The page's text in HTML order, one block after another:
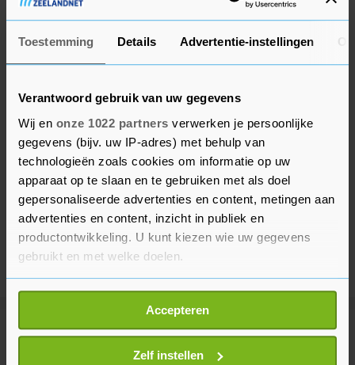
Toestemming Details Advertentie-instellingen
Verantwoord gebruik van uw gegevens
Wij en onze 1022 partners verwerken je persoonlijke
gegevens (bijv. uw IP-adres) met behulp van
technologieën zoals cookies om informatie op uw
apparaat op te slaan en te gebruiken met als doel
gepersonaliseerde advertenties en content, metingen aan
advertenties en content, inzicht in publiek en
productontwikkeling. U kunt kiezen wie uw gegevens
gebruikt en met welke doelen.
Als u het toestaat, willen we ook graag:
Informatie verzamelen over uw geografische
locatie, die tot een paar meter nauwkeurig kan zijn
Uw apparaat identificeren door het actief te
Accepteren
Zelf instellen
Meer uit Financieel